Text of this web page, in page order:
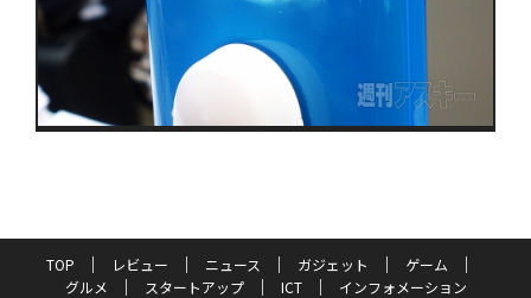
TOP レビュー ニュース ガジェット
ゲーム
グルメ
スタートアップ ICT
インフォメーション